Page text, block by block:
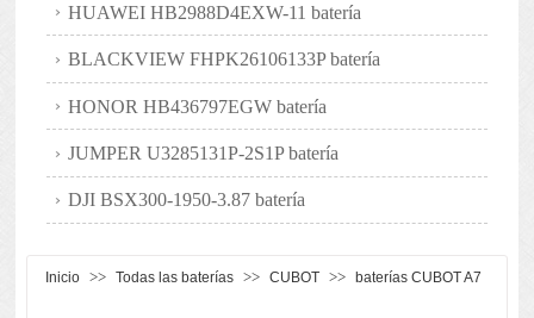
HUAWEI HB2988D4EXW-11 batería
BLACKVIEW FHPK26106133P batería
HONOR HB436797EGW batería
JUMPER U3285131P-2S1P batería
DJI BSX300-1950-3.87 batería
Inicio >> Todas las baterías >> CUBOT >> baterías CUBOT A7